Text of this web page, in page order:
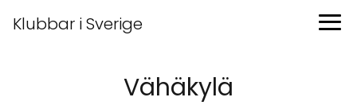
Klubbar i Sverige
Vähäkylä